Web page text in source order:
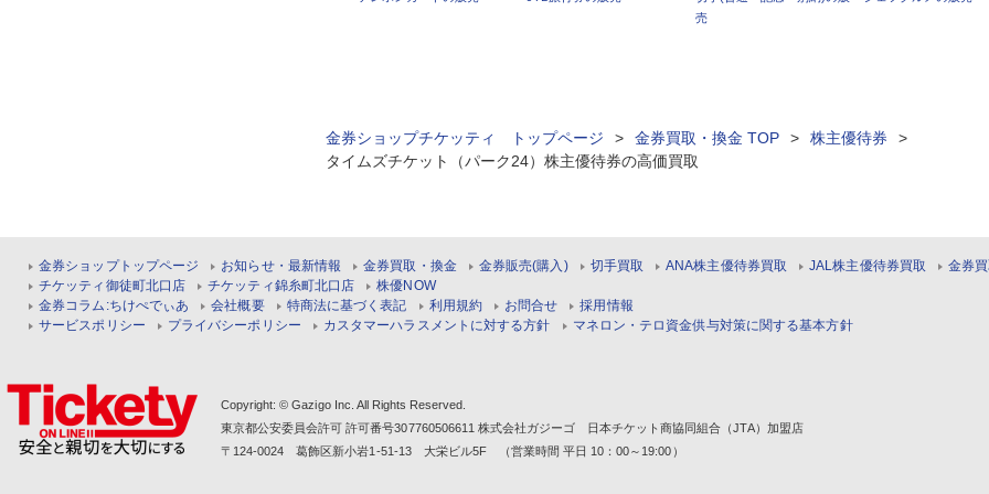
売
金券ショップチケッティ トップページ > 金券買取・換金 TOP > 株主優待券
>
タイムズチケット（パーク24）株主優待券の高価買取
金券ショップトップページ お知らせ・最新情報 金券買取・換金 金券販売(購入) 切手買取 ANA株主優待券買取 JAL株主優待券買取
金券
チケッティ御徒町北口店
チケッティ錦糸町北口店
株優NOW
金券コラム:ちけぺでぃあ
会社概要 特商法に基づく表記 利用規約 お問合せ
採用情報
サービスポリシー
プライバシーポリシー カスタマーハラスメントに対する方針 マネロン・テロ資金供与対策に関する基本方針
Copyright: © Gazigo Inc. All Rights Reserved.
東京都公安委員会許可 許可番号307760506611 株式会社ガジーゴ 日本チケット商協同組合（JTA）加盟店
〒124-0024 葛飾区新小岩1-51-13 大栄ビル5F （営業時間 平日 10：00～19:00）